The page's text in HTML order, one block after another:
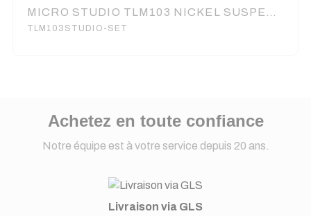
TLM103STUDIO-SET
Achetez en toute confiance
Notre équipe est à votre service depuis 20 ans.
Livraison via GLS